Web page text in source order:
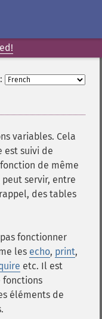
variables. Cela
est suivi de
de même
servir, entre
des tables
fonctionner
les echo, print,
etc. Il est
fonctions
éléments de